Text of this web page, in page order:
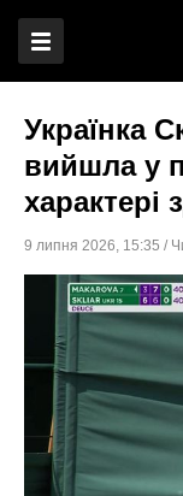
Українка
вийшла у
характері
9 липня 2026, 15:35 /